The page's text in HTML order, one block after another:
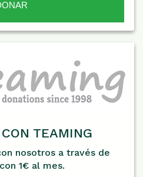
TEAMING
nosotros a través de
1€ al mes.